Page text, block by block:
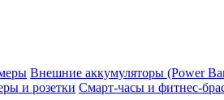
Внешние аккумуляторы (Power
и розетки Смарт-часы и фитнес-